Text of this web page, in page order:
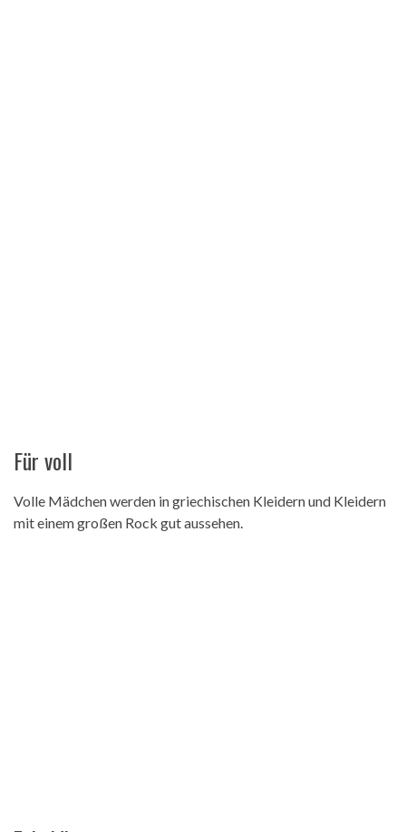
Für voll
Volle Mädchen werden in griechischen Kleidern und Kleidern
mit einem großen Rock gut aussehen.